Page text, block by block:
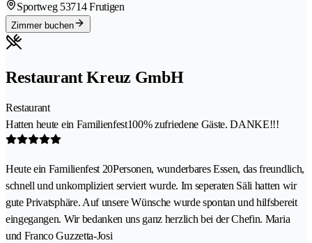
Sportweg 53714 Frutigen
Zimmer buchen
Restaurant Kreuz GmbH
Restaurant
Hatten heute ein Familienfest100% zufriedene Gäste. DANKE!!!
Heute ein Familienfest 20Personen, wunderbares Essen, das freundlich,
schnell und unkompliziert serviert wurde. Im seperaten Säli hatten wir
gute Privatsphäre. Auf unsere Wünsche wurde spontan und hilfsbereit
eingegangen. Wir bedanken uns ganz herzlich bei der Chefin. Maria
und Franco Guzzetta-Josi